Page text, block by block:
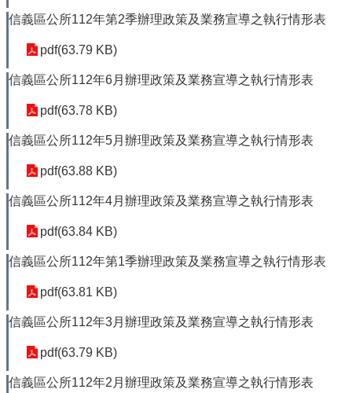
信義區公所112年第2季辦理政策及業務宣導之執行情形表
pdf(63.79 KB)
信義區公所112年6月辦理政策及業務宣導之執行情形表
pdf(63.78 KB)
信義區公所112年5月辦理政策及業務宣導之執行情形表
pdf(63.88 KB)
信義區公所112年4月辦理政策及業務宣導之執行情形表
pdf(63.84 KB)
信義區公所112年第1季辦理政策及業務宣導之執行情形表
pdf(63.81 KB)
信義區公所112年3月辦理政策及業務宣導之執行情形表
pdf(63.79 KB)
信義區公所112年2月辦理政策及業務宣導之執行情形表